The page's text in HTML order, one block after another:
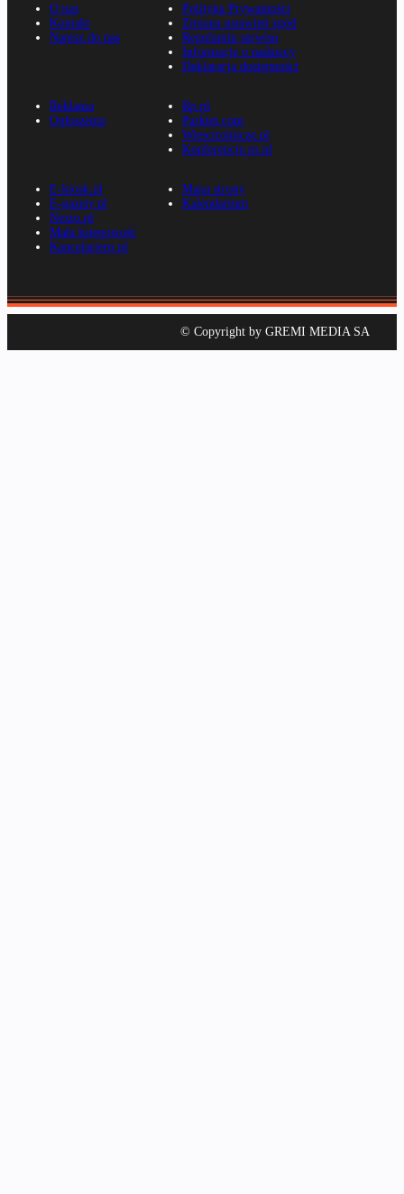
O nas
Kontakt
Napisz do nas
Polityka Prywatności
Zmiana ustawień zgód
Regulamin serwisu
Informacje o nadawcy
Deklaracja dostępności
Reklama
Ogłoszenia
Rp.pl
Parkiet.com
Wiescirolnicze.pl
Konferencje.rp.pl
E-kiosk.pl
E-gazety.pl
Nexto.pl
Mała księgowość
Kancelarierp.pl
Mapa strony
Kalendarium
© Copyright by GREMI MEDIA SA